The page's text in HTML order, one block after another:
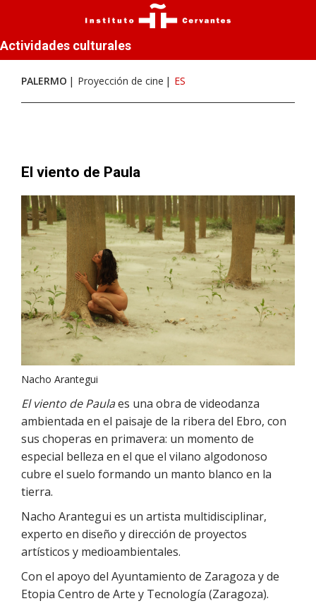
Actividades culturales
PALERMO Proyección de cine ES
El viento de Paula
Nacho Arantegui
El viento de Paulaes una obra de videodanza
ambientada en el paisaje de la ribera del Ebro, con
sus choperas en primavera: un momento de
especial belleza en el que el vilano algodonoso
cubre el suelo formando un manto blanco en la
tierra.
Nacho Arantegui es un artista multidisciplinar,
experto en diseño y dirección de proyectos
artísticos y medioambientales.
Con el apoyo del Ayuntamiento de Zaragoza y de
Etopia Centro de Arte y Tecnología (Zaragoza).